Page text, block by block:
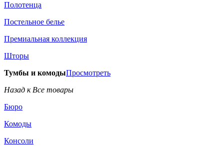
Полотенца
Постельное белье
Премиальная коллекция
Шторы
Тумбы и комодыПросмотреть
Назад к Все товары
Бюро
Комоды
Консоли